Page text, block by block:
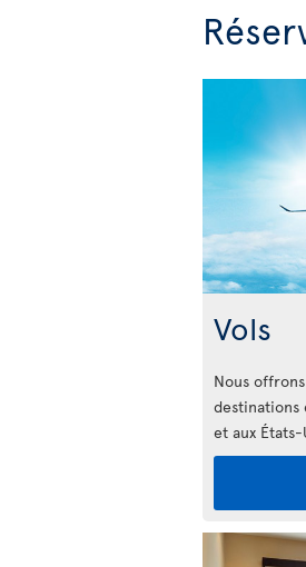
Vols
Nous
destinations
et aux États-